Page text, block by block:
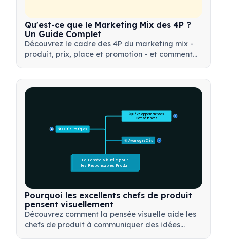
Qu'est-ce que le Marketing Mix des 4P ?
Un Guide Complet
Découvrez le cadre des 4P du marketing mix -
produit, prix, place et promotion - et comment
🎯 Avantages Clés 15
🛠️ Outils Pratiques
15
🚀 Développement des
Compétences 15
La Pensée Visuelle pour
les Responsables Produit
Pourquoi les excellents chefs de produit
pensent visuellement
Découvrez comment la pensée visuelle aide les
chefs de produit à communiquer des idées